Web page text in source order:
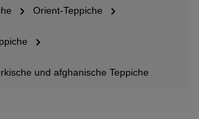
Orient-Teppiche
und afghanische Teppiche